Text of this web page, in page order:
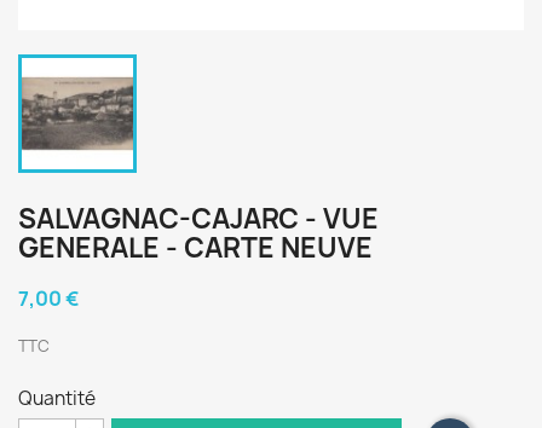
SALVAGNAC-CAJARC - VUE
GENERALE - CARTE NEUVE
7,00 €
TTC
Quantité